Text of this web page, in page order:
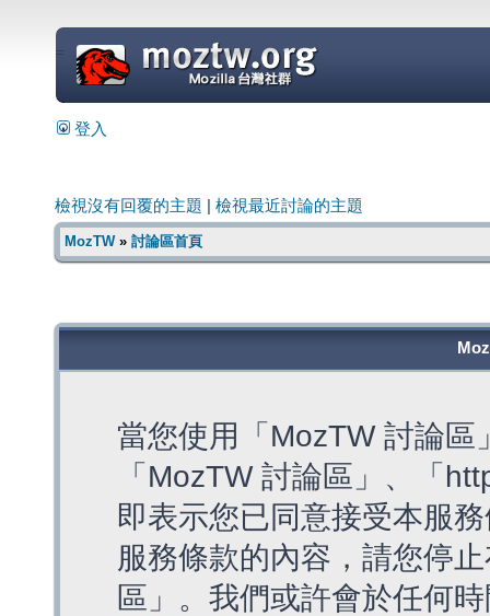
=
登入
檢視沒有回覆的主題 檢視最近討論的主題
MozTW» 討論區首頁
當您使用「MozTW 討論
「MozTW 討論區」、「
即表示您已同意接受本服
服務條款的內容，請您停
區」。我們或許會於任何